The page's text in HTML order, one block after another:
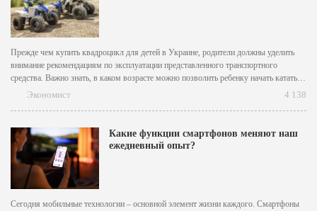
Прежде чем купить квадроцикл для детей в Украине, родители должны уделить
внимание рекомендациям по эксплуатации представленного транспортного
средства. Важно знать, в каком возрасте можно позволить ребенку начать кататься
на подобном четырехколеснике. От этого зависит не только удовольствие от
Экономист 4 138
Какие функции смартфонов меняют наш
ежедневный опыт?
Сегодня мобильные технологии – основной элемент жизни каждого. Смартфоны